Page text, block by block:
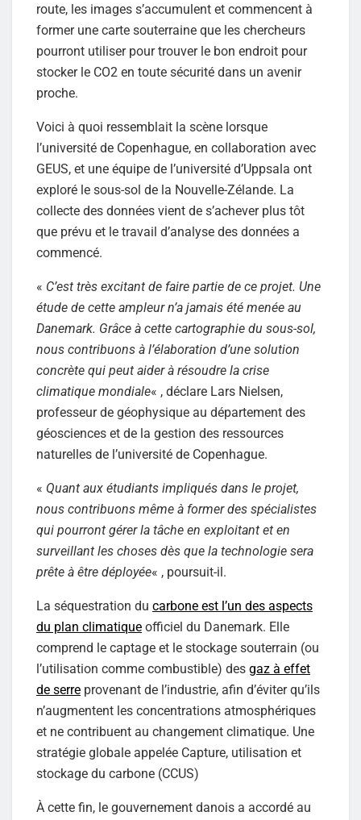
route, les images s’accumulent et commencent à
former une carte souterraine que les chercheurs
pourront utiliser pour trouver le bon endroit pour
stocker le CO2 en toute sécurité dans un avenir
proche.
Voici à quoi ressemblait la scène lorsque
l’université de Copenhague, en collaboration avec
GEUS, et une équipe de l’université d’Uppsala ont
exploré le sous-sol de la Nouvelle-Zélande. La
collecte des données vient de s’achever plus tôt
que prévu et le travail d’analyse des données a
commencé.
« C’est très excitant de faire partie de ce projet. Une
étude de cette ampleur n’a jamais été menée au
Danemark. Grâce à cette cartographie du sous-sol,
nous contribuons à l’élaboration d’une solution
concrète qui peut aider à résoudre la crise
climatique mondiale« , déclare Lars Nielsen,
professeur de géophysique au département des
géosciences et de la gestion des ressources
naturelles de l’université de Copenhague.
« Quant aux étudiants impliqués dans le projet,
nous contribuons même à former des spécialistes
qui pourront gérer la tâche en exploitant et en
surveillant les choses dès que la technologie sera
prête à être déployée« , poursuit-il.
La séquestration du carbone est l’un des aspects
du plan climatique officiel du Danemark. Elle
comprend le captage et le stockage souterrain (ou
l’utilisation comme combustible) des gaz à effet
de serre provenant de l’industrie, afin d’éviter qu’ils
n’augmentent les concentrations atmosphériques
et ne contribuent au changement climatique. Une
stratégie globale appelée Capture, utilisation et
stockage du carbone (CCUS)
À cette fin, le gouvernement danois a accordé au